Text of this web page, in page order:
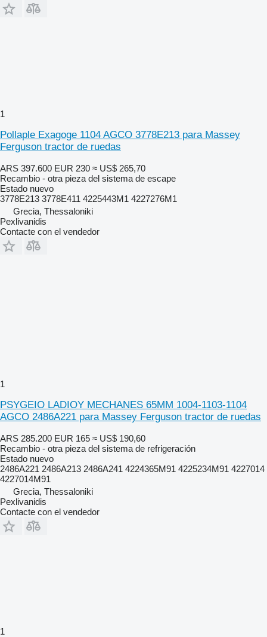
1
Pollaple Exagoge 1104 AGCO 3778E213 para Massey
Ferguson tractor de ruedas
ARS 397.600 EUR 230 ≈ US$ 265,70
Recambio - otra pieza del sistema de escape
Estado nuevo
3778E213 3778E411 4225443M1 4227276M1
Grecia, Thessaloniki
Pexlivanidis
Contacte con el vendedor
1
PSYGEIO LADIOY MECHANES 65MM 1004-1103-1104
AGCO 2486A221 para Massey Ferguson tractor de ruedas
ARS 285.200 EUR 165 ≈ US$ 190,60
Recambio - otra pieza del sistema de refrigeración
Estado nuevo
2486A221 2486A213 2486A241 4224365M91 4225234M91 4227014
4227014M91
Grecia, Thessaloniki
Pexlivanidis
Contacte con el vendedor
1